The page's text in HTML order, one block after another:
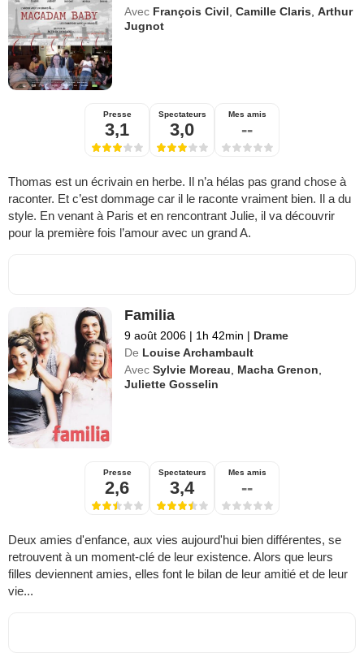
Avec François Civil ,Camille Claris ,Arthur
Jugnot
Presse
3,1
Spectateurs
3,0
Mes amis
--
Thomas est un écrivain en herbe. Il n’a hélas pas grand chose à
raconter. Et c’est dommage car il le raconte vraiment bien. Il a du
style. En venant à Paris et en rencontrant Julie, il va découvrir
pour la première fois l’amour avec un grand A.
Familia
9 août 2006 | 1h 42min | Drame
De Louise Archambault
Avec Sylvie Moreau Macha Grenon
Juliette Gosselin
Presse
2,6
Spectateurs
3,4
Mes amis
--
Deux amies d'enfance, aux vies aujourd'hui bien différentes, se
retrouvent à un moment-clé de leur existence. Alors que leurs
filles deviennent amies, elles font le bilan de leur amitié et de leur
vie...